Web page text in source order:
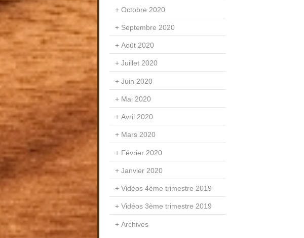
Octobre 2020
Septembre 2020
Août 2020
Juillet 2020
Juin 2020
Mai 2020
Avril 2020
Mars 2020
Février 2020
Janvier 2020
Vidéos 4ème trimestre 2019
Vidéos 3ème trimestre 2019
Archives